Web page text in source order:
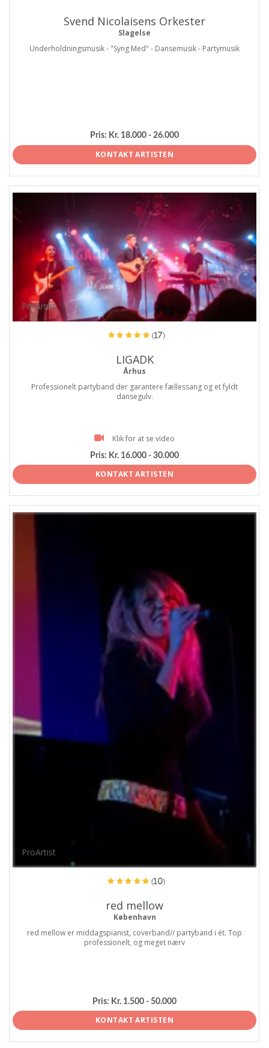
Svend Nicolaisens Orkester
Slagelse
Underholdningsmusik - "Syng Med" - Dansemusik - Partymusik
Pris: Kr. 18.000 - 26.000
KONTAKT ARTISTEN
ProArtist
(17)
LIGADK
Århus
Professionelt partyband der garantere fællessang og et fyldt
dansegulv.
Klik for at se video
Pris: Kr. 16.000 - 30.000
KONTAKT ARTISTEN
ProArtist
(10)
red mellow
København
red mellow er middagspianist, coverband// partyband i ét. Top
professionelt, og meget nærv
Pris: Kr. 1.500 - 50.000
KONTAKT ARTISTEN